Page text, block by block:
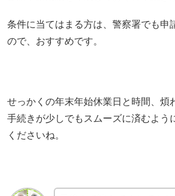
条件に当てはまる方は、警察署でも申
ので、おすすめです。
せっかくの年末年始休業日と時間、煩
手続きが少しでもスムーズに済むよう
くださいね。